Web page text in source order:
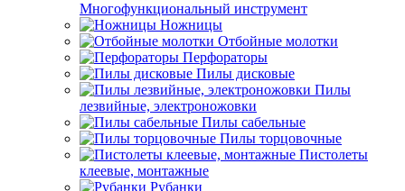
Многофункциональный инструмент
Ножницы
Отбойные молотки
Перфораторы
Пилы дисковые
Пилы
лезвийные, электроножовки
Пилы сабельные
Пилы торцовочные
Пистолеты
клеевые, монтажные
Рубанки